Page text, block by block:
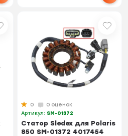
0
0 оценок
Артикул: SM-01372
Статор Sledex для Polaris
850 SM-01372 4017454